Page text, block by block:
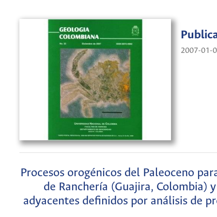
2007-01-
Procesos orogénicos del Paleoceno
de Ranchería (Guajira, Colombia)
adyacentes definidos por análisis de